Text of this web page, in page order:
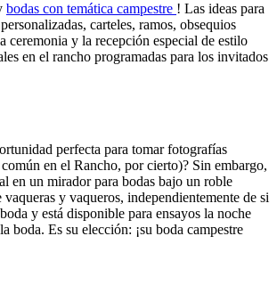
bodas con temática campestre ! Las ideas para
carteles, ramos, obsequios
ceremonia y la recepción especial de estilo
en el rancho programadas para los invitados
perfecta para tomar fotografías
en el Rancho, por cierto)? Sin embargo,
en un mirador para bodas bajo un roble
y vaqueros, independientemente de si
y está disponible para ensayos la noche
boda. Es su elección: ¡su boda campestre